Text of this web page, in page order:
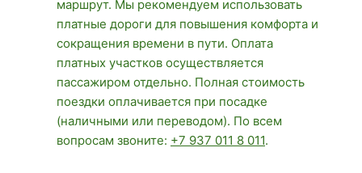
маршрут. Мы рекомендуем использовать
платные дороги для повышения комфорта и
сокращения времени в пути. Оплата
платных участков осуществляется
пассажиром отдельно. Полная стоимость
поездки оплачивается при посадке
(наличными или переводом). По всем
вопросам звоните: +7 937 011 8 011.